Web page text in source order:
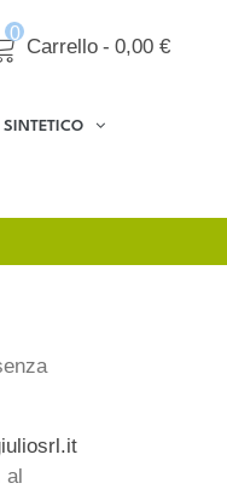
0
Carrello - 0,00 €
SINTETICO
al